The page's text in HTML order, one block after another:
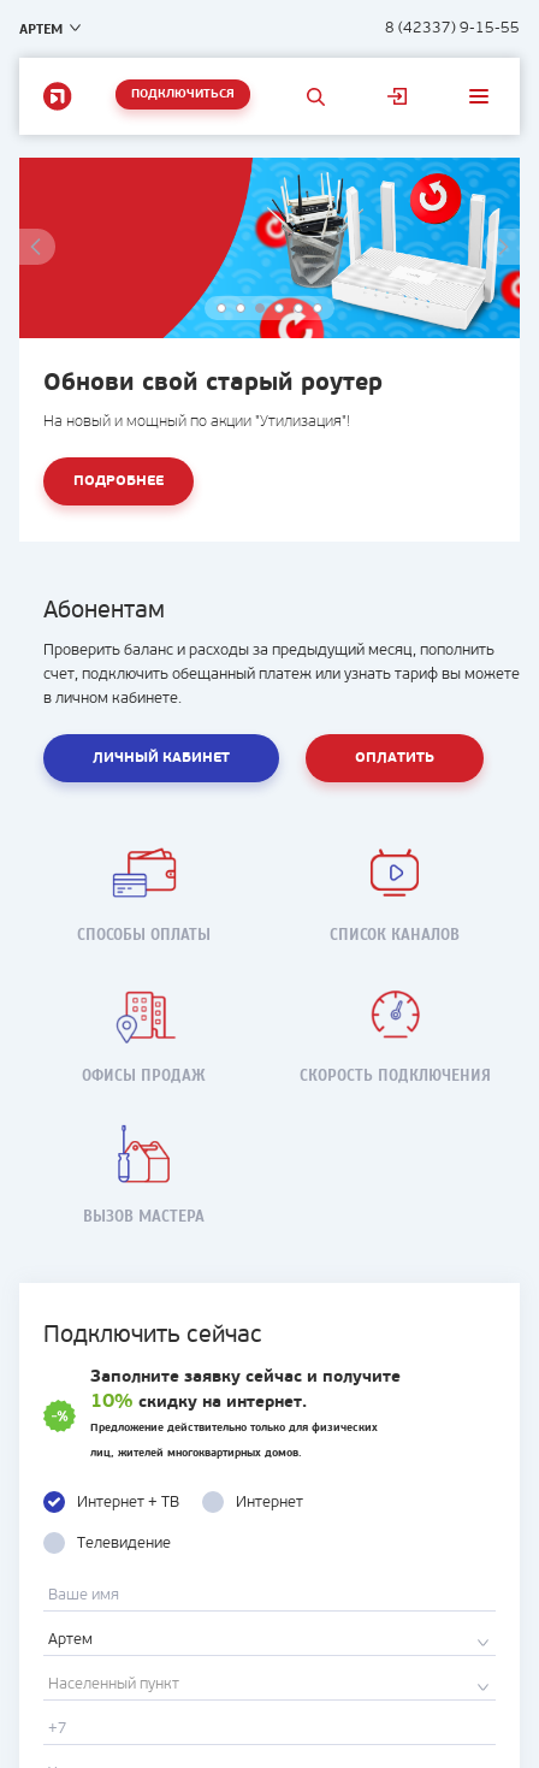
АРТЕМ 8 (42337) 9-15-55
ПОДКЛЮЧИТЬСЯ
Обнови свой старый роутер
на новый и мощный по акции "Утилизация"!
ПОДРОБНЕЕ
Абонентам
Проверить баланс и расходы за предыдущий месяц, пополнить
счет, подключить обещанный платеж или узнать тариф вы можете
в личном кабинете.
ЛИЧНЫЙ КАБИНЕТ ОПЛАТИТЬ
СПОСОБЫ ОПЛАТЫ СПИСОК КАНАЛОВ
ОФИСЫ ПРОДАЖ СКОРОСТЬ ПОДКЛЮЧЕНИЯ
ВЫЗОВ МАСТЕРА
Подключить сейчас
Заполните заявку сейчас и получите
10% скидку на интернет.
Предложение действительно только для физических
лиц, жителей многоквартирных домов.
Интернет + TB Интернет
Телевидение
Артем
Населенный пункт